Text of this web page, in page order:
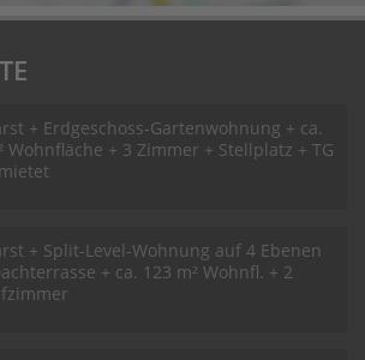
+ Erdgeschoss-Gartenwohnung + ca.
Wohnfläche + 3 Zimmer + Stellplatz + TG
+ Split-Level-Wohnung auf 4 Ebenen
+ ca. 123 m² Wohnfl. + 2